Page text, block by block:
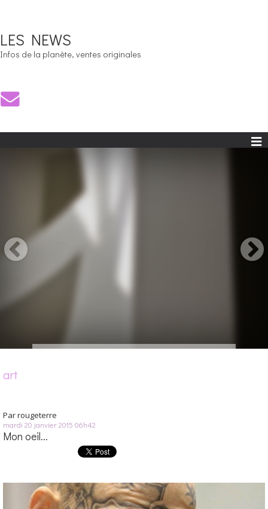
LES NEWS
Infos de la planète, ventes originales
art
Parrougeterre
mardi 20 janvier 2015 06h42
Mon oeil...